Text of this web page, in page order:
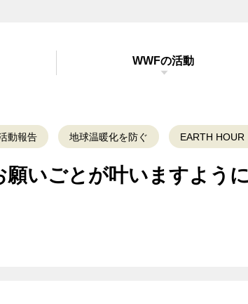
WWFの活動
動報告 地球温暖化を防ぐ EARTH HOUR
願いごとが叶いますよう